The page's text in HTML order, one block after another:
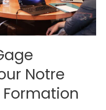
Notre